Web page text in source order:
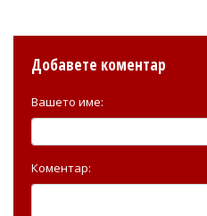
Добавете коментар
Вашето име:
Коментар: